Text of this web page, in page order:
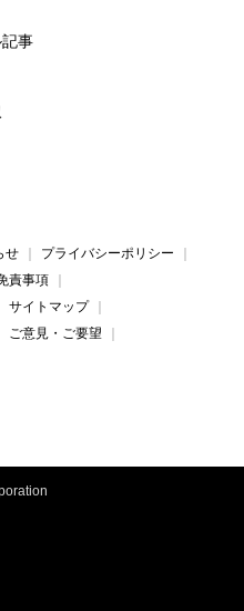
事
せ
プライバシーポリシー
責事項
サイトマップ
ご意見・ご要望